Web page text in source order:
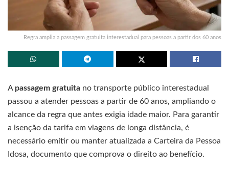
Regra amplia a passagem gratuita interestadual para pessoas a partir dos 60 anos
A passagem gratuita no transporte público interestadual
passou a atender pessoas a partir de 60 anos, ampliando o
alcance da regra que antes exigia idade maior. Para garantir
a isenção da tarifa em viagens de longa distância, é
necessário emitir ou manter atualizada a Carteira da Pessoa
Idosa, documento que comprova o direito ao benefício.